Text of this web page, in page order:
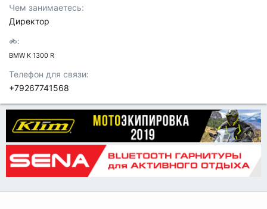
Чем занимаетесь
Директор
BMW K 1300 R
Телефон для связи
+79267741568